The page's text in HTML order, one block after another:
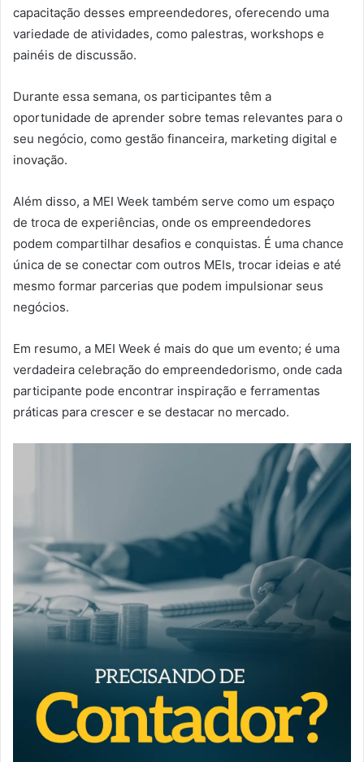
capacitação desses empreendedores, oferecendo uma
variedade de atividades, como palestras, workshops e
painéis de discussão.
Durante essa semana, os participantes têm a
oportunidade de aprender sobre temas relevantes para o
seu negócio, como gestão financeira, marketing digital e
inovação.
Além disso, a MEI Week também serve como um espaço
de troca de experiências, onde os empreendedores
podem compartilhar desafios e conquistas. É uma chance
única de se conectar com outros MEIs, trocar ideias e até
mesmo formar parcerias que podem impulsionar seus
negócios.
Em resumo, a MEI Week é mais do que um evento; é uma
verdadeira celebração do empreendedorismo, onde cada
participante pode encontrar inspiração e ferramentas
práticas para crescer e se destacar no mercado.